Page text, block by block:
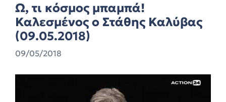
Ω, τι κόσμος μπαμπά!
Καλεσμένος ο Στάθης Καλύβας
(09.05.2018)
09/05/2018